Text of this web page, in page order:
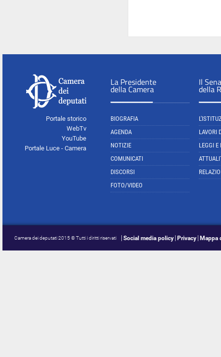
Portale storico
WebTv
YouTube
Portale Luce - Camera
La Presidente
della Camera
BIOGRAFIA
AGENDA
NOTIZIE
COMUNICATI
DISCORSI
FOTO/VIDEO
Il
della
LAVORI
LEGGI E
Camera dei deputati 2015 © Tutti i diritti riservati Social media policy Privacy Mappa